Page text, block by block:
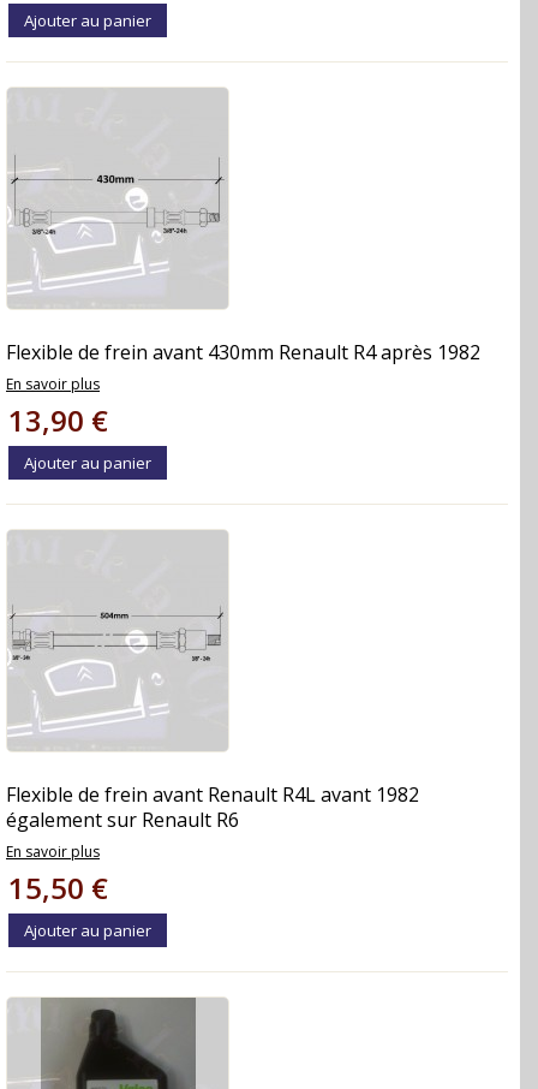
Ajouter au panier
Flexible de frein avant 430mm Renault R4 après 1982
En savoir plus
13,90 €
Ajouter au panier
Flexible de frein avant Renault R4L avant 1982
également sur Renault R6
En savoir plus
15,50 €
Ajouter au panier